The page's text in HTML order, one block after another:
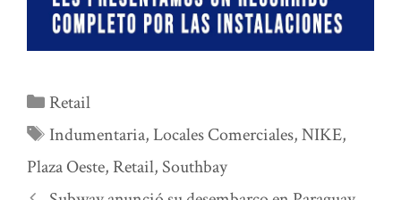
Categorías
Retail
Etiquetas
Indumentaria,Locales Comerciales,NIKE,
Plaza Oeste, Retail, Southbay